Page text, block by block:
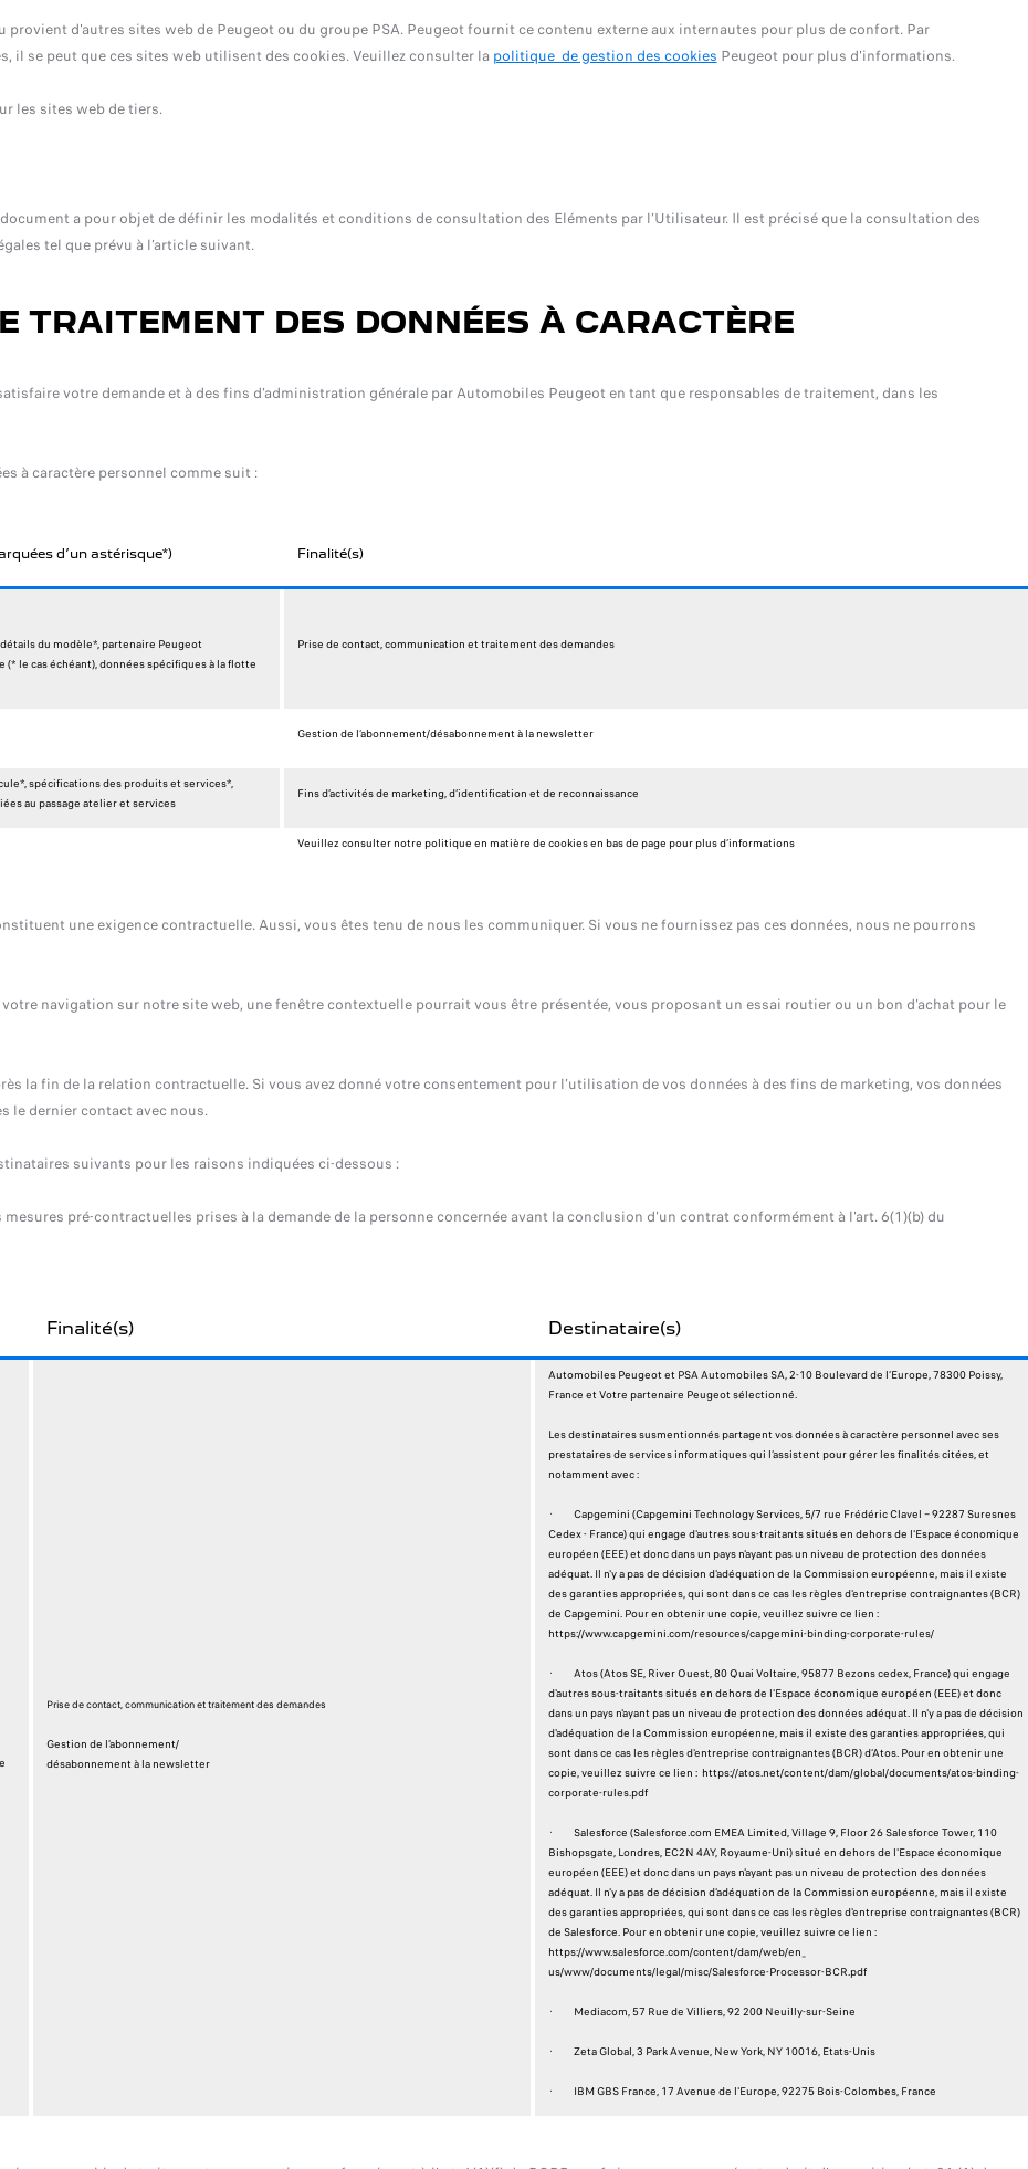
d'autres sites web de Peugeot ou du groupe PSA. Peugeot fournit ce contenu externe aux internautes pour plus de confort. Par
il se peut que ces sites web utilisent des cookies. Veuillez consulter la politique de gestion des cookies Peugeot pour plus d'informations.
les sites web de tiers.
a pour objet de définir les modalités et conditions de consultation des Eléments par l’Utilisateur. Il est précisé que la consultation des
tel que prévu à l’article suivant.
TRAITEMENT DES DONNÉES À CARACTÈRE
votre demande et à des fins d'administration générale par Automobiles Peugeot en tant que responsables de traitement, dans les
à caractère personnel comme suit :
d’un astérisque*) Finalité(s)
du modèle*, partenaire Peugeot
le cas échéant), données spécifiques à la flotte
Prise de contact, communication et traitement des demandes
Gestion de l’abonnement/désabonnement à la newsletter
spécifications des produits et services*,
au passage atelier et services
Fins d’activités de marketing, d’identification et de reconnaissance
Veuillez consulter notre politique en matière de cookies en bas de page pour plus d’informations
une exigence contractuelle. Aussi, vous êtes tenu de nous les communiquer. Si vous ne fournissez pas ces données, nous ne pourrons
navigation sur notre site web, une fenêtre contextuelle pourrait vous être présentée, vous proposant un essai routier ou un bon d'achat pour le
la fin de la relation contractuelle. Si vous avez donné votre consentement pour l’utilisation de vos données à des fins de marketing, vos données
le dernier contact avec nous.
suivants pour les raisons indiquées ci-dessous :
pré-contractuelles prises à la demande de la personne concernée avant la conclusion d'un contrat conformément à l'art. 6(1)(b) du
Finalité(s) Destinataire(s)
Prise de contact, communication et traitement des demandes
Gestion de l’abonnement/
désabonnement à la newsletter
Automobiles Peugeot et PSA Automobiles SA, 2-10 Boulevard de l’Europe, 78300 Poissy,
France et Votre partenaire Peugeot sélectionné.
Les destinataires susmentionnés partagent vos données à caractère personnel avec ses
prestataires de services informatiques qui l’assistent pour gérer les finalités citées, et
notamment avec :
· Capgemini (Capgemini Technology Services, 5/7 rue Frédéric Clavel – 92287 Suresnes
Cedex - France) qui engage d'autres sous-traitants situés en dehors de l'Espace économique
européen (EEE) et donc dans un pays n'ayant pas un niveau de protection des données
adéquat. Il n'y a pas de décision d'adéquation de la Commission européenne, mais il existe
des garanties appropriées, qui sont dans ce cas les règles d'entreprise contraignantes (BCR)
de Capgemini. Pour en obtenir une copie, veuillez suivre ce lien :
https://www.capgemini.com/resources/capgemini-binding-corporate-rules/
· Atos (Atos SE, River Ouest, 80 Quai Voltaire, 95877 Bezons cedex, France) qui engage
d'autres sous-traitants situés en dehors de l'Espace économique européen (EEE) et donc
dans un pays n'ayant pas un niveau de protection des données adéquat. Il n'y a pas de décision
d'adéquation de la Commission européenne, mais il existe des garanties appropriées, qui
sont dans ce cas les règles d'entreprise contraignantes (BCR) d’Atos. Pour en obtenir une
copie, veuillez suivre ce lien : https://atos.net/content/dam/global/documents/atos-binding-
corporate-rules.pdf
· Salesforce (Salesforce.com EMEA Limited, Village 9, Floor 26 Salesforce Tower, 110
Bishopsgate, Londres, EC2N 4AY, Royaume-Uni) situé en dehors de l'Espace économique
européen (EEE) et donc dans un pays n'ayant pas un niveau de protection des données
adéquat. Il n'y a pas de décision d'adéquation de la Commission européenne, mais il existe
des garanties appropriées, qui sont dans ce cas les règles d'entreprise contraignantes (BCR)
de Salesforce. Pour en obtenir une copie, veuillez suivre ce lien :
https://www.salesforce.com/content/dam/web/en_
us/www/documents/legal/misc/Salesforce-Processor-BCR.pdf
· Mediacom, 57 Rue de Villiers, 92 200 Neuilly-sur-Seine
· Zeta Global, 3 Park Avenue, New York, NY 10016, Etats-Unis
· IBM GBS France, 17 Avenue de l'Europe, 92275 Bois-Colombes, France